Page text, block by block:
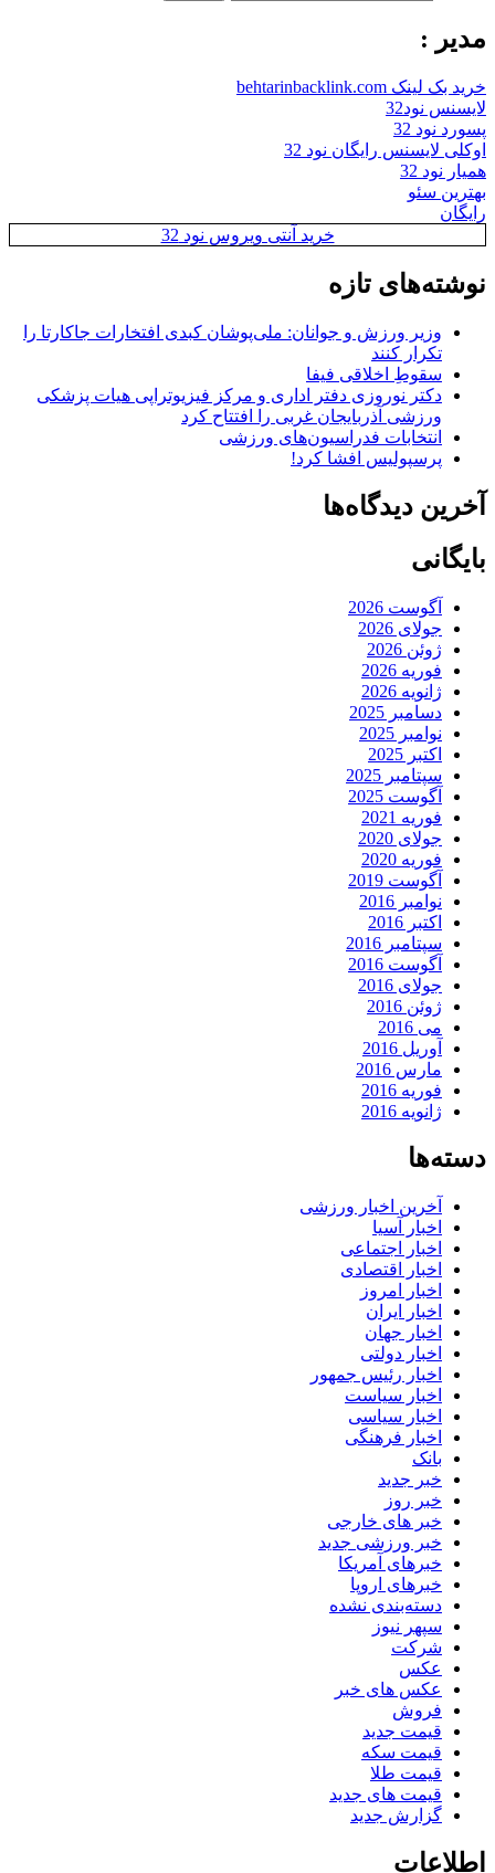
مدیر :
خرید بک لینک behtarinbacklink.com
لایسنس نود32
پسورد نود 32
اوکلی لایسنس رایگان نود 32
همیار نود 32
بهترین سئو
رایگان
خرید آنتی ویروس نود 32
نوشته‌های تازه
وزیر ورزش و جوانان: ملی‌پوشان کبدی افتخارات جاکارتا را
تکرار کنند
سقوطِ اخلاقی فیفا
دکتر نوروزی دفتر اداری و مرکز فیزیوتراپی هیات پزشکی
ورزشی آذربایجان غربی را افتتاح کرد
انتخابات فدراسیون‌های ورزشی
پرسپولیس افشا کرد!
آخرین دیدگاه‌ها
بایگانی
آگوست 2026
جولای 2026
ژوئن 2026
فوریه 2026
ژانویه 2026
دسامبر 2025
نوامبر 2025
اکتبر 2025
سپتامبر 2025
آگوست 2025
فوریه 2021
جولای 2020
فوریه 2020
آگوست 2019
نوامبر 2016
اکتبر 2016
سپتامبر 2016
آگوست 2016
جولای 2016
ژوئن 2016
می 2016
آوریل 2016
مارس 2016
فوریه 2016
ژانویه 2016
دسته‌ها
آخرین اخبار ورزشی
اخبار آسیا
اخبار اجتماعی
اخبار اقتصادی
اخبار امروز
اخبار ایران
اخبار جهان
اخبار دولتی
اخبار رئیس جمهور
اخبار سیاست
اخبار سیاسی
اخبار فرهنگی
بانک
خبر جدید
خبر روز
خبر های خارجی
خبر ورزشی جدید
خبرهای آمریکا
خبرهای اروپا
دسته‌بندی نشده
سپهر نیوز
شرکت
عکس
عکس های خبر
فروش
قیمت جدید
قیمت سکه
قیمت طلا
قیمت های جدید
گزارش جدید
اطلاعات